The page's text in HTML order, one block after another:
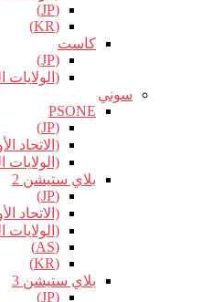
(JP)
(KR)
كاست
(JP)
(الولايات
سوني
PSONE
(JP)
(الاتحاد
(الولايات
بلاي ستيشن 2
(JP)
(الاتحاد
(الولايات
(AS)
(KR)
بلاي ستيشن 3
(JP)